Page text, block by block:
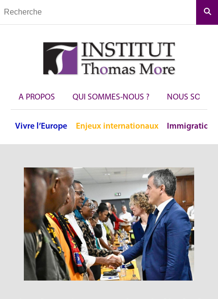
A PROPOS QUI SOMMES-NOUS ? NOUS
Vivre l’Europe Enjeux internationaux Immigration